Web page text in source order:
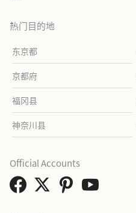
热门目的地
东京都
京都府
福冈县
神奈川县
Official Accounts